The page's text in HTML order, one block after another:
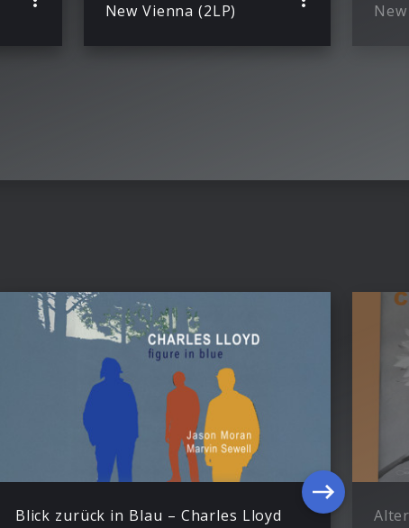
New Vienna (2LP)
Blick zurück in Blau – Charles Lloyd